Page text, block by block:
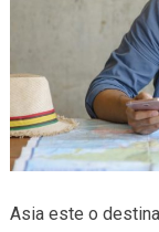
Asia este o